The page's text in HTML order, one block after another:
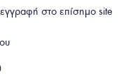
στο επίσημο site